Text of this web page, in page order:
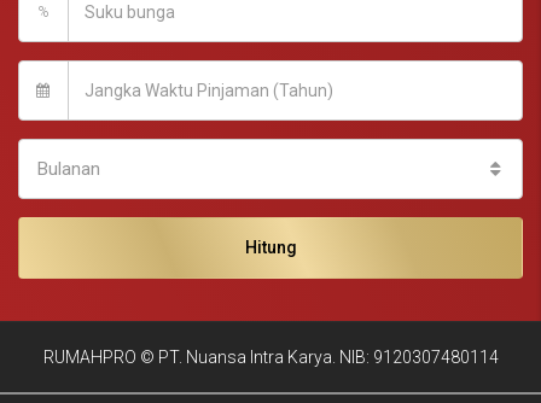
%
Bulanan
Hitung
RUMAHPRO © PT. Nuansa Intra Karya. NIB: 9120307480114